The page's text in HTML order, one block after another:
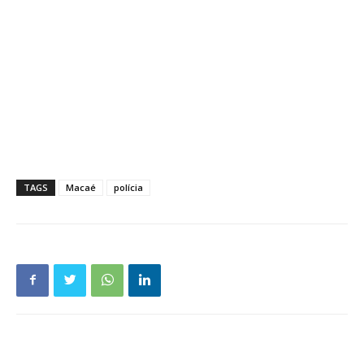
TAGS Macaé polícia